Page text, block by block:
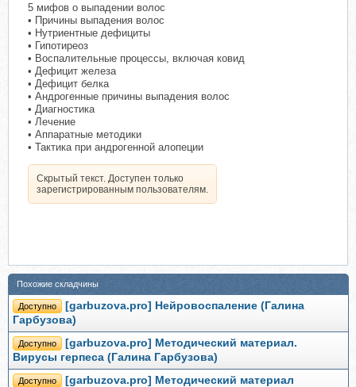
5 мифов о выпадении волос
• Причины выпадения волос
• Нутриентные дефициты
• Гипотиреоз
• Воспалительные процессы, включая ковид
• Дефицит железа
• Дефицит белка
• Андрогенные причины выпадения волос
• Диагностика
• Лечение
• Аппаратные методики
• Тактика при андрогенной алопеции
Скрытый текст. Доступен только
зарегистрированным пользователям.
Похожие складчины
Доступно
[garbuzova.pro] Нейровоспаление (Галина
Гарбузова)
Доступно
[garbuzova.pro] Методический материал.
Вирусы герпеса (Галина Гарбузова)
Доступно
[garbuzova.pro] Методический материал